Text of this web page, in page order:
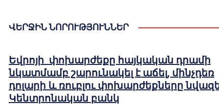
ՎԵՐՋԻՆ ՆՈՐՈՒԹՅՈՒՆՆԵՐ
Եվրոյի փոխարժեքը հայկական դրամի
նկատմամբ շարունակել է աճել, մինչդեռ
դոլարի և ռուբլու փոխարժեքները
Կենտրոնական բանկ